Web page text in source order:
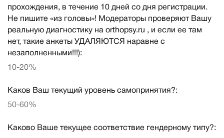
прохождения, в течение 10 дней со дня регистрации.
Не пишите «из головы»! Модераторы проверяют Вашу
реальную диагностику на orthopsy.ru , и если ее там
нет, такие анкеты УДАЛЯЮТСЯ наравне с
незаполненными!!!):
10-20%
Каков Ваш текущий уровень самопринятия?:
50-60%
Каково Ваше текущее соответствие гендерному типу?: